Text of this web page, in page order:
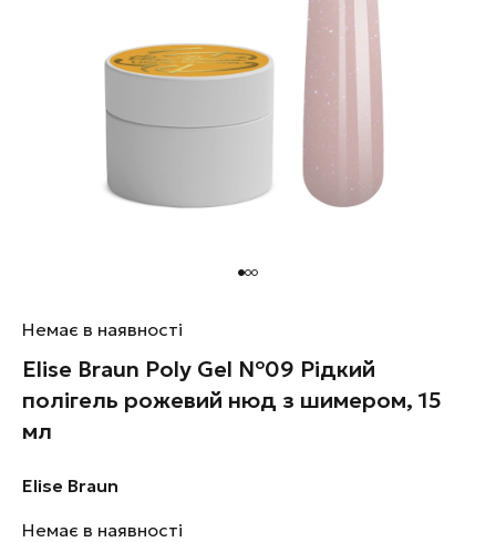
Немає в наявності
Elise Braun Poly Gel №09 Рідкий
полігель рожевий нюд з шимером, 15
мл
Elise Braun
Немає в наявності